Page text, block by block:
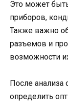
Это может
приборов,
Также важно
разъемов и
возможности
После анализа
определить